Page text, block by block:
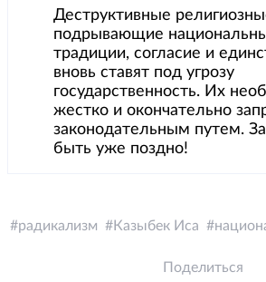
Деструктивные
подрывающие
традиции, согласие и
вновь ставят под угрозу
государственность. Их
жестко и окончательно
законодательным путем.
быть уже поздно!
радикализм Казыбек Иса
Поделиться